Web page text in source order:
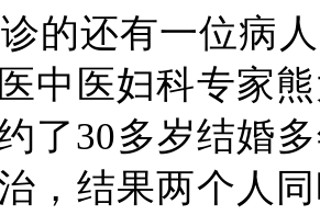
的还有一位病
中医妇科专家
了30多岁结婚
，结果两个人